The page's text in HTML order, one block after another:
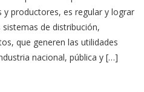
productores, es regular y lograr
de distribución,
que generen las utilidades
nacional, pública y […]